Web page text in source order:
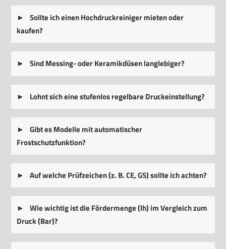
Sollte ich einen Hochdruckreiniger mieten oder
kaufen?
Sind Messing- oder Keramikdüsen langlebiger?
Lohnt sich eine stufenlos regelbare Druckeinstellung?
Gibt es Modelle mit automatischer
Frostschutzfunktion?
Auf welche Prüfzeichen (z. B. CE, GS) sollte ich achten?
Wie wichtig ist die Fördermenge (lh) im Vergleich zum
Druck (Bar)?